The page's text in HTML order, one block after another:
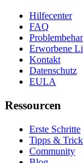
Hilfecenter
FAQ
Erworbene
Kontakt
Datenschutz
EULA
Ressourcen
Erste Schritte
Tipps &
Community